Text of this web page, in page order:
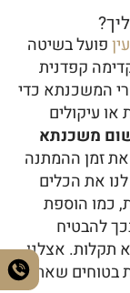
פועל בשיטה
קפדנית
המשכנתא כדי
עיקולים
משכנתא
זמן ההמתנה
את הכלים
כמו הוספת
להבטיח
תקלות. אצלנו
בטוחים שאתם